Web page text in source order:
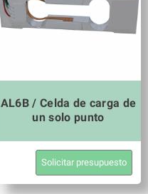
AL6B / Celda de carga de
un solo punto
Solicitar presupuesto